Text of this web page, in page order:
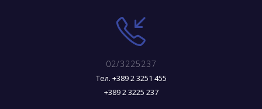
02/3225237
Тел. +389 2 3251 455
+389 2 3225 237